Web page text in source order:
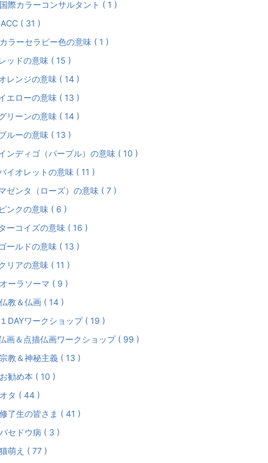
際カラーコンサルタント ( 1 )
( 31 )
ラーセラピー色の意味 ( 1 )
ッドの意味 ( 15 )
レンジの意味 ( 14 )
エローの意味 ( 13 )
リーンの意味 ( 14 )
ルーの意味 ( 13 )
ンディゴ（パープル）の意味 ( 10 )
イオレットの意味 ( 11 )
ゼンタ（ローズ）の意味 ( 7 )
ンクの意味 ( 6 )
ーコイズの意味 ( 16 )
ールドの意味 ( 13 )
リアの意味 ( 11 )
ーラソーマ ( 9 )
教＆仏画 ( 14 )
DAYワークショップ ( 19 )
画＆点描仏画ワークショップ ( 99 )
教＆神秘主義 ( 13 )
勧め本 ( 10 )
タ ( 44 )
了生の皆さま ( 41 )
セドウ病 ( 3 )
萌え ( 77 )